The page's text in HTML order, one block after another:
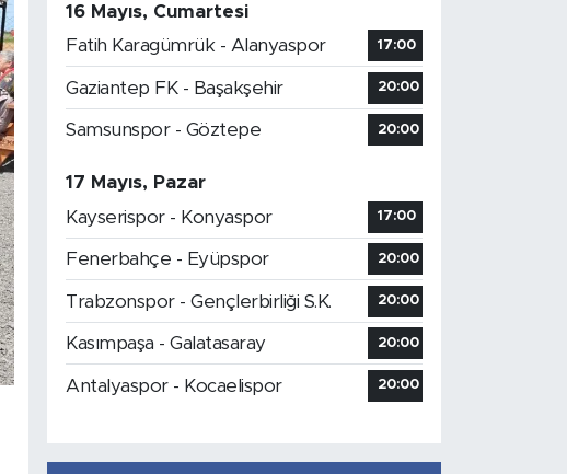
16 Mayıs, Cumartesi
Fatih Karagümrük - Alanyaspor
17:00
Gaziantep FK - Başakşehir 20:00
Samsunspor - Göztepe 20:00
17 Mayıs, Pazar
Kayserispor - Konyaspor
17:00
Fenerbahçe - Eyüpspor 20:00
Trabzonspor - Gençlerbirliği S.K. 20:00
Kasımpaşa - Galatasaray 20:00
Antalyaspor - Kocaelispor 20:00